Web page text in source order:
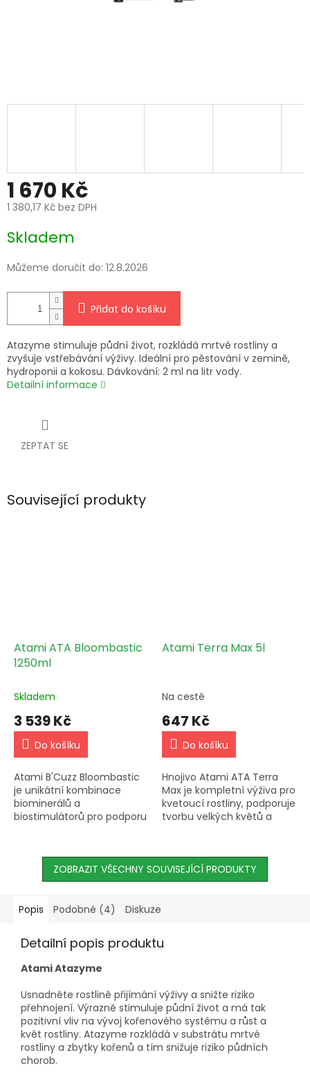
1 670 Kč
1 380,17 Kč bez DPH
cena:
Skladem
Můžeme doručit do: 12.8.2026
Přidat do košíku
Atazyme stimuluje půdní život, rozkládá mrtvé rostliny a
zvyšuje vstřebávání výživy. Ideální pro pěstování v zemině,
hydroponii a kokosu. Dávkování: 2 ml na litr vody.
Detailní informace
ZEPTAT SE
Související produkty
Atami ATA Bloombastic
1250ml
Skladem
3 539 Kč
Do košíku
Atami B'Cuzz Bloombastic
je unikátní kombinace
biominerálů a
biostimulátorů pro podporu
procesy a je vhodné pro
všechny...
Atami Terra Max 5l
Na cestě
647 Kč
Do košíku
Hnojivo Atami ATA Terra
Max je kompletní výživa pro
kvetoucí rostliny, podporuje
tvorbu velkých květů a
výsledky....
ZOBRAZIT VŠECHNY SOUVISEJÍCÍ PRODUKTY
Popis Podobné (4) Diskuze
Detailní popis produktu
Atami Atazyme
Usnadněte rostlině přijímání výživy a snižte riziko
přehnojení. Výrazně stimuluje půdní život a má tak
pozitivní vliv na vývoj kořenového systému a růst a
květ rostliny. Atazyme rozkládá v substrátu mrtvé
rostliny a zbytky kořenů a tím snižuje riziko půdních
chorob.